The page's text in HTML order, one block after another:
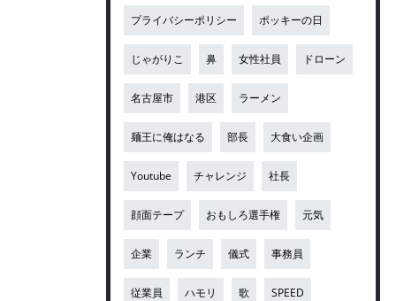
プライバシーポリシー ポッキーの日
じゃがりこ 鼻 女性社員 ドローン
名古屋市 港区 ラーメン
麺王に俺はなる 部長 大食い企画
Youtube チャレンジ 社長
顔面テープ おもしろ選手権 元気
企業 ランチ 儀式 事務員
従業員 ハモリ 歌 SPEED